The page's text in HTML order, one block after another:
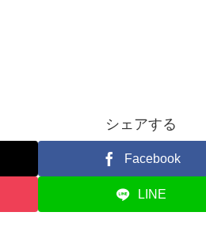
シェアする
Facebook
LINE